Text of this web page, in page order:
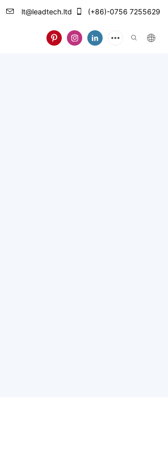
lt@leadtech.ltd (+86)-0756 7255629
НАС